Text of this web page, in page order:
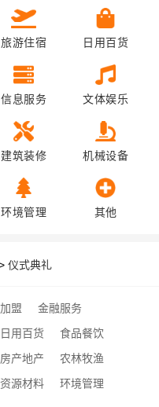
旅游住宿 日用百货
信息服务 文体娱乐
建筑装修 机械设备
环境管理 其他
仪式典礼
盟
金融服务
日用百货
食品餐饮
房产地产
农林牧渔
资源材料
环境管理